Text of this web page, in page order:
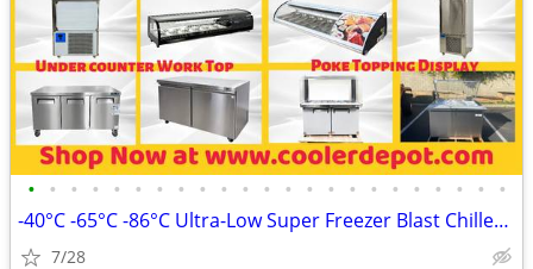
• • • • • • • • • • • • • • • • • • • • • • •
-40°C -65°C -86°C Ultra-Low Super Freezer Blast Chiller (100%NEW) REST
7/28